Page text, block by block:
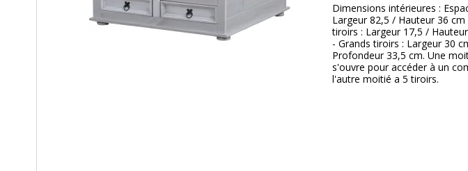
Dimensions intérieures :
Largeur 82,5 / Hauteur 36
tiroirs : Largeur 17,5 /
- Grands tiroirs : Largeur 30
Profondeur 33,5 cm. Une
s'ouvre pour accéder à un
l'autre moitié a 5 tiroirs.